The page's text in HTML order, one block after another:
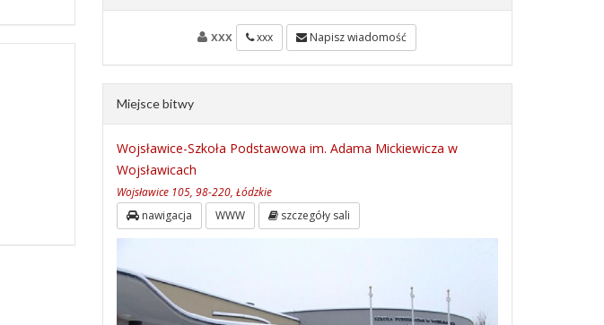
xxx xxx Napisz wiadomość
Miejsce bitwy
Wojsławice-Szkoła Podstawowa im. Adama Mickiewicza w
Wojsławicach
Wojsławice 105, 98-220, Łódzkie
nawigacja WWW szczegóły sali